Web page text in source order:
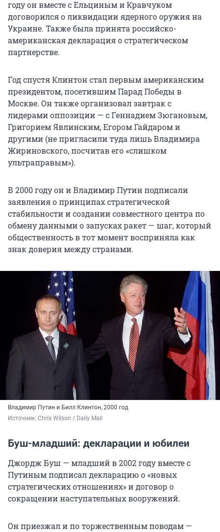
году он вместе с Ельциным и Кравчуком
договорился о ликвидации ядерного оружия на
Украине. Также была принята российско-
американская декларация о стратегическом
партнерстве.
Год спустя Клинтон стал первым американским
президентом, посетившим Парад Победы в
Москве. Он также организовал завтрак с
лидерами оппозиции — с Геннадием Зюгановым,
Григорием Явлинским, Егором Гайдаром и
другими (не пригласили туда лишь Владимира
Жириновского, посчитав его «слишком
ультраправым»).
В 2000 году он и Владимир Путин подписали
заявления о принципах стратегической
стабильности и создании совместного центра по
обмену данными о запусках ракет — шаг, который
общественность в тот момент восприняла как
знак доверия между странами.
Владимир Путин и Билл Клинтон, 2000 год
Источник: Chris Wilson / Daily Mail
Буш-младший: декларации и юбилеи
Джордж Буш — младший в 2002 году вместе с
Путиным подписал декларацию о «новых
стратегических отношениях» и договор о
сокращении наступательных вооружений.
Он приезжал и по торжественным поводам —